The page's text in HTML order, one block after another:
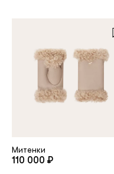
Митенки
110 000 ₽